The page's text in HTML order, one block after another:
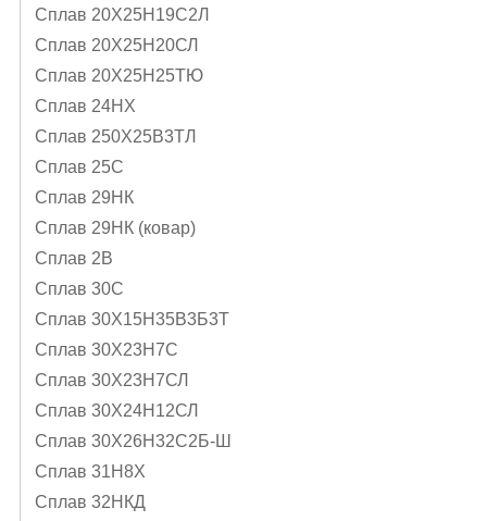
Сплав 20Х25Н19С2Л
Сплав 20Х25Н20СЛ
Сплав 20Х25Н25ТЮ
Сплав 24НХ
Сплав 250Х25В3ТЛ
Сплав 25С
Сплав 29НК
Сплав 29НК (ковар)
Сплав 2В
Сплав 30С
Сплав 30Х15Н35В3Б3Т
Сплав 30Х23Н7С
Сплав 30Х23Н7СЛ
Сплав 30Х24Н12СЛ
Сплав 30Х26Н32С2Б-Ш
Сплав 31Н8Х
Сплав 32НКД